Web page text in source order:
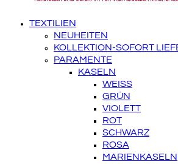
TEXTILIEN
NEUHEITEN
KOLLEKTION-SOFORT
PARAMENTE
KASELN
WEISS
GRÜN
VIOLETT
ROT
SCHWARZ
ROSA
MARIENKASELN